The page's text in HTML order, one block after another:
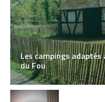
Les campings
du Fou